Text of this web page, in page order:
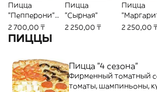
Пицца
"Пепперони"
(халал)
2 700,00 ₸
Пицца
"Сырная"
2 250,00 ₸
Пицца
2 250,00
ПИЦЦЫ
Пицца "4 сезона"
Фирменный томатный
томаты, шампиньоны,